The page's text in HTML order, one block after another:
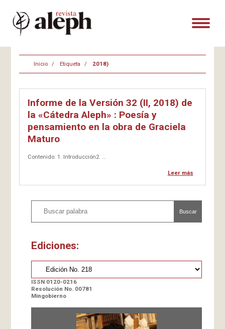
Inicio Etiqueta 2018)
Informe de la Versión 32 (II, 2018) de
la «Cátedra Aleph» : Poesía y
pensamiento en la obra de Graciela
Maturo
Contenido: 1. Introducción2. …
Leer más
Buscar
Ediciones:
ISSN 0120-0216
Resolución No. 00781
Mingobierno